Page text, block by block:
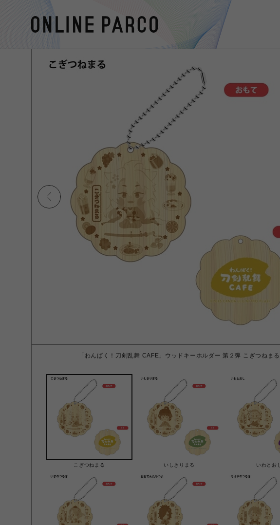
「わんぱく！刀剣乱舞 CAFE」ウッドキーホルダー 第２弾 こぎつねまる
こぎつねまる いしきりまる いわとおし